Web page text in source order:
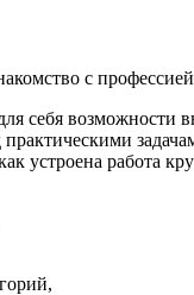
с профессией
себя возможности
устроена работа